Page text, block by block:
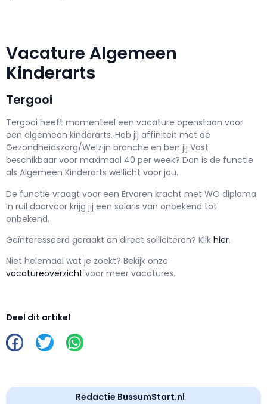
Vacature Algemeen
Kinderarts
Tergooi
Tergooi heeft momenteel een vacature openstaan voor
een algemeen kinderarts. Heb jij affiniteit met de
Gezondheidszorg/Welzijn branche en ben jij Vast
beschikbaar voor maximaal 40 per week? Dan is de functie
als Algemeen Kinderarts wellicht voor jou.
De functie vraagt voor een Ervaren kracht met WO diploma.
In ruil daarvoor krijg jij een salaris van onbekend tot
onbekend.
Geïnteresseerd geraakt en direct solliciteren? Klik hier.
Niet helemaal wat je zoekt? Bekijk onze
vacatureoverzicht voor meer vacatures.
Deel dit artikel
Redactie BussumStart.nl